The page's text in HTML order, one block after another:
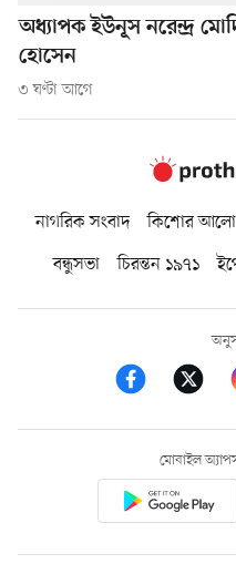
অধ্যাপক ইউনূস নরেন্দ্র
হোসেন
৩ ঘণ্টা আগে
নাগরিক সংবাদ কিশোর আলো
বন্ধুসভা
চিরন্তন ১৯৭১
মোবাইল